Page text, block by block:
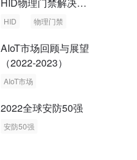
案，启动智慧安全新
HID 物理门禁
AIoT市场回顾与展望
（2022-2023）
AIoT市场
2022全球安防50强
安防50强